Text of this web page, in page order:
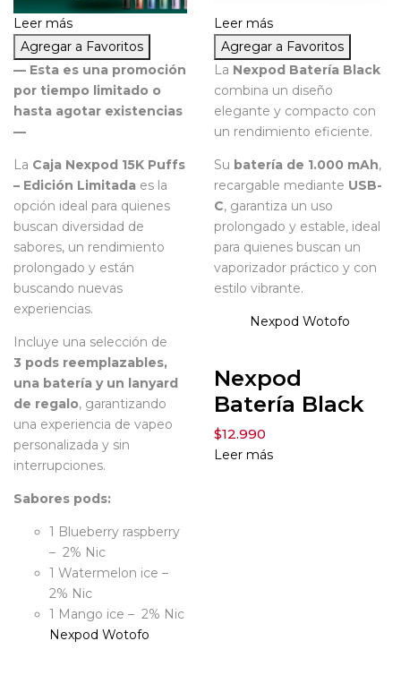
Leer más
Agregar a Favoritos
— Esta es una promoción
por tiempo limitado o
hasta agotar existencias
—
La Caja Nexpod 15K Puffs
– Edición Limitada es la
opción ideal para quienes
buscan diversidad de
sabores, un rendimiento
prolongado y están
buscando nuevas
experiencias.
Incluye una selección de
3 pods reemplazables,
una batería y un lanyard
de regalo, garantizando
una experiencia de vapeo
personalizada y sin
interrupciones.
Sabores pods:
1 Blueberry raspberry
– 2% Nic
1 Watermelon ice –
2% Nic
1 Mango ice – 2% Nic
Nexpod Wotofo
Leer más
Agregar a Favoritos
La Nexpod Batería Black
combina un diseño
elegante y compacto con
un rendimiento eficiente.
Su batería de 1.000 mAh,
recargable mediante USB-
C, garantiza un uso
prolongado y estable, ideal
para quienes buscan un
vaporizador práctico y con
estilo vibrante.
Nexpod Wotofo
Nexpod
Batería Black
$12.990
Leer más